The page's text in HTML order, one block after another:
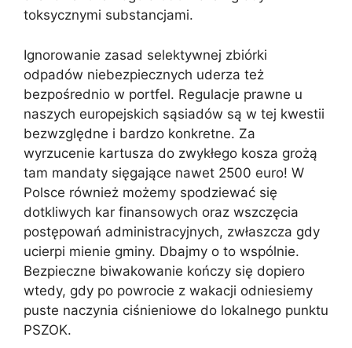
toksycznymi substancjami.
Ignorowanie zasad selektywnej zbiórki
odpadów niebezpiecznych uderza też
bezpośrednio w portfel. Regulacje prawne u
naszych europejskich sąsiadów są w tej kwestii
bezwzględne i bardzo konkretne. Za
wyrzucenie kartusza do zwykłego kosza grożą
tam mandaty sięgające nawet 2500 euro! W
Polsce również możemy spodziewać się
dotkliwych kar finansowych oraz wszczęcia
postępowań administracyjnych, zwłaszcza gdy
ucierpi mienie gminy. Dbajmy o to wspólnie.
Bezpieczne biwakowanie kończy się dopiero
wtedy, gdy po powrocie z wakacji odniesiemy
puste naczynia ciśnieniowe do lokalnego punktu
PSZOK.